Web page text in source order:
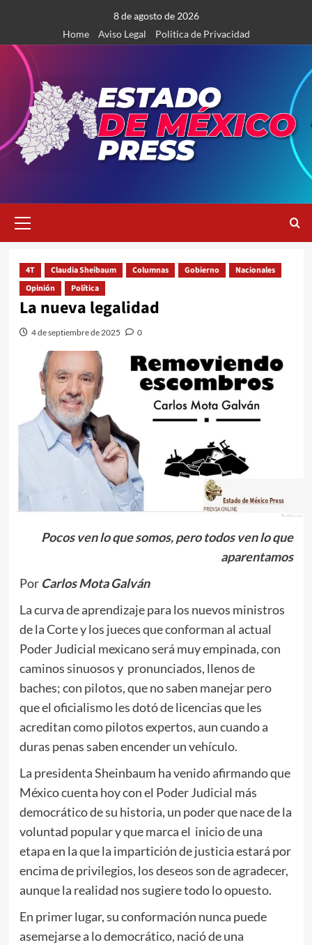
contenido
8 de agosto de 2026
Home
Aviso Legal Politica de Privacidad
primario
4T Claudia Sheibaum Columnas Gobierno
Nacionales
Opinión
Política
La nueva legalidad
4 de septiembre de 2025 0
Pocos ven lo que somos, pero todos ven lo que
aparentamos
Por Carlos Mota Galván
La curva de aprendizaje para los nuevos ministros
de la Corte y los jueces que conforman al actual
Poder Judicial mexicano será muy empinada, con
caminos sinuosos y pronunciados, llenos de
baches; con pilotos, que no saben manejar pero
que el oficialismo les dotó de licencias que les
acreditan como pilotos expertos, aun cuando a
duras penas saben encender un vehículo.
La presidenta Sheinbaum ha venido afirmando que
México cuenta hoy con el Poder Judicial más
democrático de su historia, un poder que nace de la
voluntad popular y que marca el inicio de una
etapa en la que la impartición de justicia estará por
encima de privilegios, los deseos son de agradecer,
aunque la realidad nos sugiere todo lo opuesto.
En primer lugar, su conformación nunca puede
asemejarse a lo democrático, nació de una